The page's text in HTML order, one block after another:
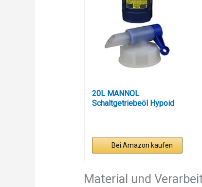
20L MANNOL
Schaltgetriebeöl Hypoid
Bei Amazon kaufen
Material und